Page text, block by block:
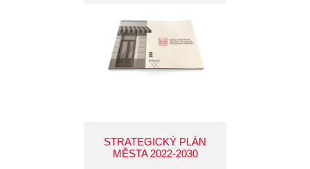
STRATEGICKÝ PLÁN
MĚSTA 2022-2030